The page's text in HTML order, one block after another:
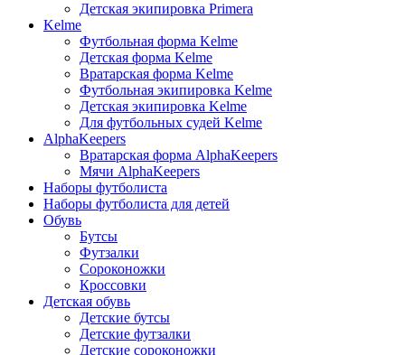
Детская экипировка Primera
Kelme
Футбольная форма Kelme
Детская форма Kelme
Вратарская форма Kelme
Футбольная экипировка Kelme
Детская экипировка Kelme
Для футбольных судей Kelme
AlphaKeepers
Вратарская форма AlphaKeepers
Мячи AlphaKeepers
Наборы футболиста
Наборы футболиста для детей
Обувь
Бутсы
Футзалки
Сороконожки
Кроссовки
Детская обувь
Детские бутсы
Детские футзалки
Детские сороконожки